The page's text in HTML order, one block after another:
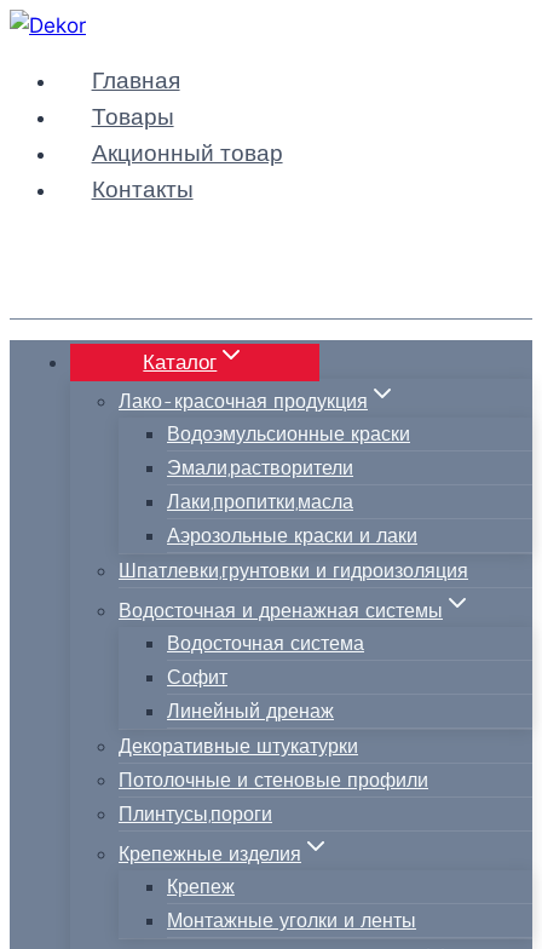
Перейти
содержимому
Главная
Товары
Акционный товар
Контакты
Каталог
Лако-красочная продукция
Водоэмульсионные краски
Эмали,растворители
Лаки,пропитки,масла
Аэрозольные краски и лаки
Шпатлевки,грунтовки и гидроизоляция
Водосточная и дренажная системы
Водосточная система
Софит
Линейный дренаж
Декоративные штукатурки
Потолочные и стеновые профили
Плинтусы,пороги
Крепежные изделия
Крепеж
Монтажные уголки и ленты